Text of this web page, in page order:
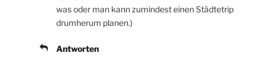
was oder man kann zumindest einen Städtetrip
drumherum planen.)
Antworten